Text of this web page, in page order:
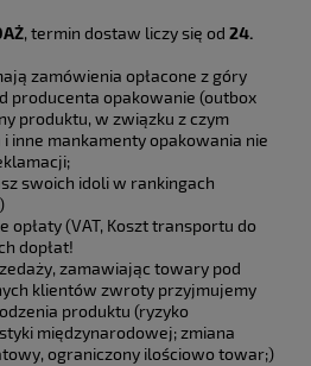
, termin dostaw liczy się od 24.
zamówienia opłacone z góry
producenta opakowanie (outbox
produktu, w związku z czym
inne mankamenty opakowania nie
swoich idoli w rankingach
opłaty (VAT, Koszt transportu do
dopłat!
zamawiając towary pod
klientów zwroty przyjmujemy
produktu (ryzyko
międzynarodowej; zmiana
ograniczony ilościowo towar;)